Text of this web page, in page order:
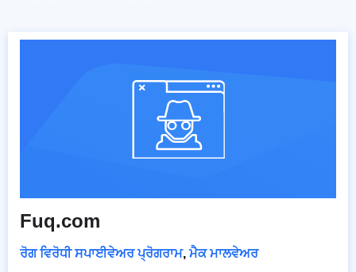
Fuq.com
ਰੋਗ ਵਿਰੋਧੀ ਸਪਾਈਵੇਅਰ ਪ੍ਰੋਗਰਾਮ, ਮੈਕ ਮਾਲਵੇਅਰ